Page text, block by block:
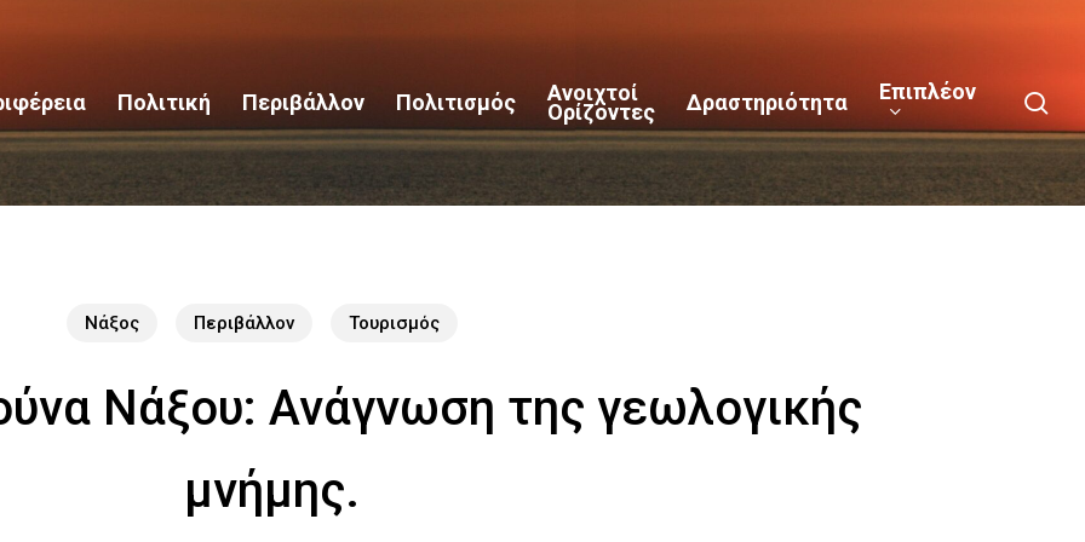
Πολιτική Περιβάλλον Πολιτισμός Ανοιχτοί
Ορίζοντες Δραστηριότητα Επιπλέον
Νάξος Περιβάλλον Τουρισμός
Νάξου: Ανάγνωση της γεωλογικής
μνήμης.